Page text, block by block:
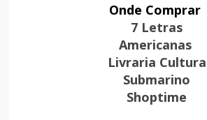
Onde Comprar
7 Letras
Americanas
Livraria Cultura
Submarino
Shoptime